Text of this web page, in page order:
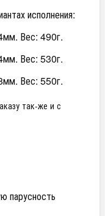
исполнения:
Вес: 490г.
Вес: 530г.
Вес: 550г.
так-же и с
парусность